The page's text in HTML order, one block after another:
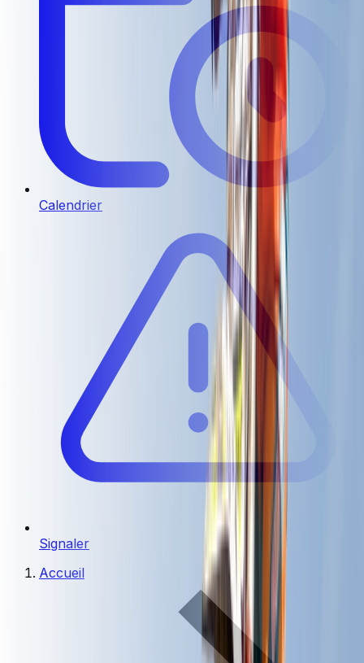
Calendrier
Signaler
Accueil